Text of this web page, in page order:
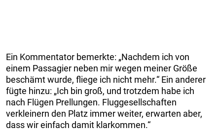
Ein Kommentator bemerkte: „Nachdem ich von
einem Passagier neben mir wegen meiner Größe
beschämt wurde, fliege ich nicht mehr.“ Ein anderer
fügte hinzu: „Ich bin groß, und trotzdem habe ich
nach Flügen Prellungen. Fluggesellschaften
verkleinern den Platz immer weiter, erwarten aber,
dass wir einfach damit klarkommen.“